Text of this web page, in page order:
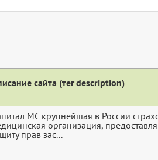
сайта (тег description)
МС крупнейшая в России
организация,
прав зас...